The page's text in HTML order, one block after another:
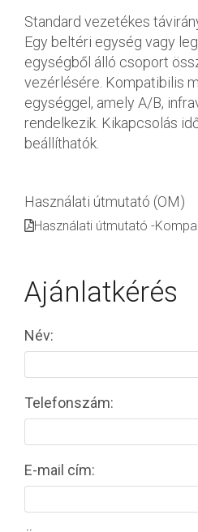
Standard vezetékes
Egy beltéri egység vagy
egységből álló csoport
vezérlésére. Kompatibilis
egységgel, amely A/B,
rendelkezik. Kikapcsolás
beállíthatók.
Használati útmutató (OM)
Használati útmutató -
Ajánlatkérés
Név:
Telefonszám:
E-mail cím: